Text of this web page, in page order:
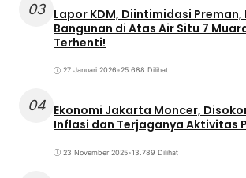
03 Lapor KDM, Diintimidasi
Bangunan di Atas Air Situ 7
Terhenti!
27 Januari 2026•25.688 Dilihat
04 Ekonomi Jakarta Moncer,
Inflasi dan Terjaganya Aktivitas
23 November 2025•13.789 Dilihat